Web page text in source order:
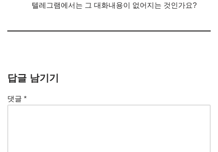
텔레그램에서는 그 대화내용이 없어지는 것인가요?
답글 남기기
댓글 *